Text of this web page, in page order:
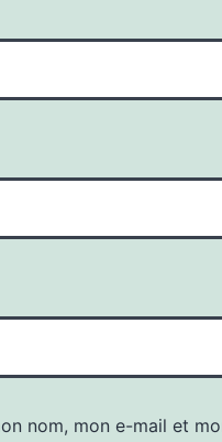
nom, mon e-mail et